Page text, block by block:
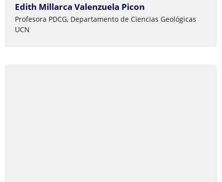
Edith Millarca Valenzuela Picon
Profesora PDCG, Departamento de Ciencias Geológicas
UCN